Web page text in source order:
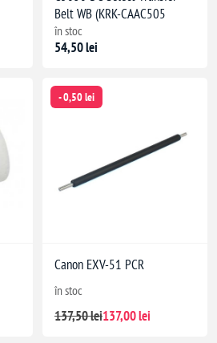
Belt WB (KRK-CAAC505
în stoc
54,50 lei
- 0,50 lei
Canon EXV-51 PCR
în stoc
137,50 lei137,00 lei